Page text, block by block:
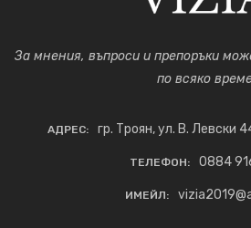
За мнения, въпроси и препоръки
по всяко
АДРЕС: гр. Троян, ул. В. Левски
ТЕЛЕФОН: 0884
ИМЕЙЛ: